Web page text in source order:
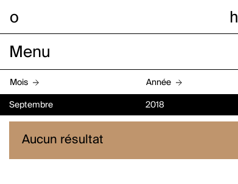
o h
Menu
Mois Année
Septembre 2018
Aucun résultat